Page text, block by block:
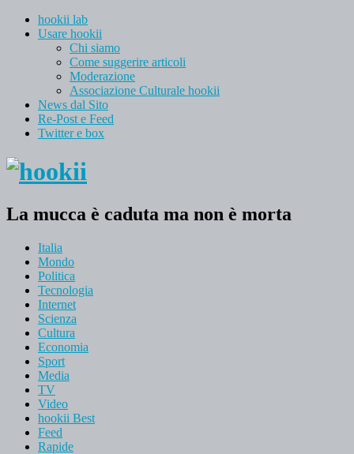
hookii lab
Usare hookii
Chi siamo
Come suggerire articoli
Moderazione
Associazione Culturale hookii
News dal Sito
Re-Post e Feed
Twitter e box
La mucca è caduta ma non è morta
Italia
Mondo
Politica
Tecnologia
Internet
Scienza
Cultura
Economia
Sport
Media
TV
Video
hookii Best
Feed
Rapide